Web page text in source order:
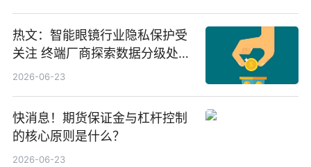
热文：智能眼镜行业隐私保护受
关注 终端厂商探索数据分级处理
等方案
2026-06-23
快消息！期货保证金与杠杆控制
的核心原则是什么？
2026-06-23